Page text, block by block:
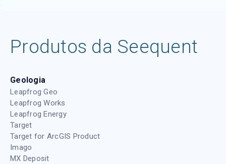
Produtos da Seequent
Geologia
Leapfrog Geo
Leapfrog Works
Leapfrog Energy
Target
Target for ArcGIS Product
Imago
MX Deposit